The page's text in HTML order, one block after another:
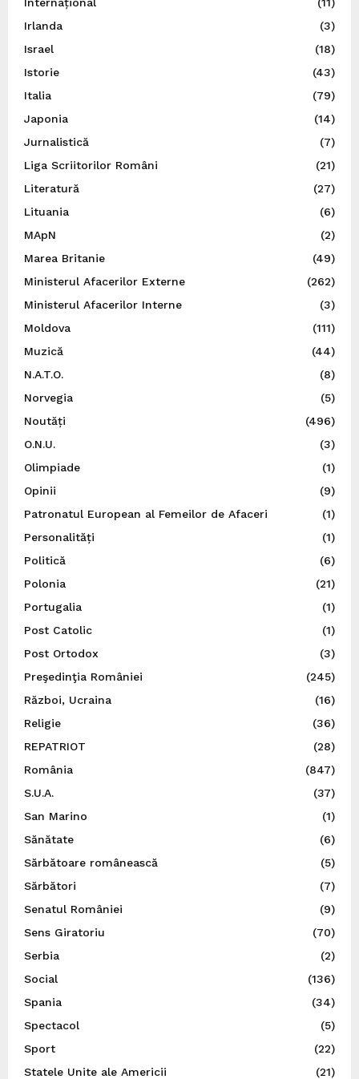
Irlanda
(3)
Israel
(18)
Istorie
(43)
Italia
(79)
Japonia
(14)
Jurnalistică
(7)
Liga Scriitorilor Români
(21)
Literatură
(27)
Lituania
(6)
MApN
(2)
Marea Britanie
(49)
Ministerul Afacerilor Externe
(262)
Ministerul Afacerilor Interne
(3)
Moldova
(111)
Muzică
(44)
N.A.T.O.
(8)
Norvegia
(5)
Noutăți
(496)
O.N.U.
(3)
Olimpiade
(1)
Opinii
(9)
Patronatul European al Femeilor de Afaceri
(1)
Personalități
(1)
Politică
(6)
Polonia
(21)
Portugalia
(1)
Post Catolic
(1)
Post Ortodox
(3)
Preşedinţia României
(245)
Război, Ucraina
(16)
Religie
(36)
REPATRIOT
(28)
România
(847)
S.U.A.
(37)
San Marino
(1)
Sănătate
(6)
Sărbătoare românească
(5)
Sărbători
(7)
Senatul României
(9)
Sens Giratoriu
(70)
Serbia
(2)
Social
(136)
Spania
(34)
Spectacol
(5)
Sport
(22)
Statele Unite ale Americii
(21)